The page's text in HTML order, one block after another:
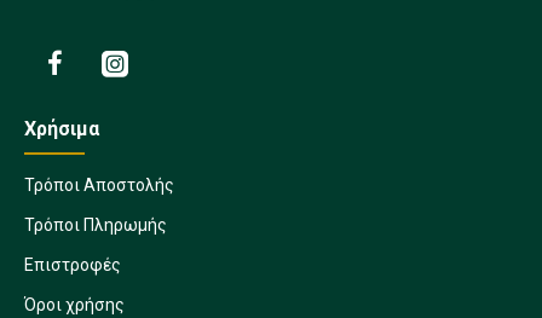
Χρήσιμα
Τρόποι Αποστολής
Τρόποι Πληρωμής
Επιστροφές
Όροι χρήσης